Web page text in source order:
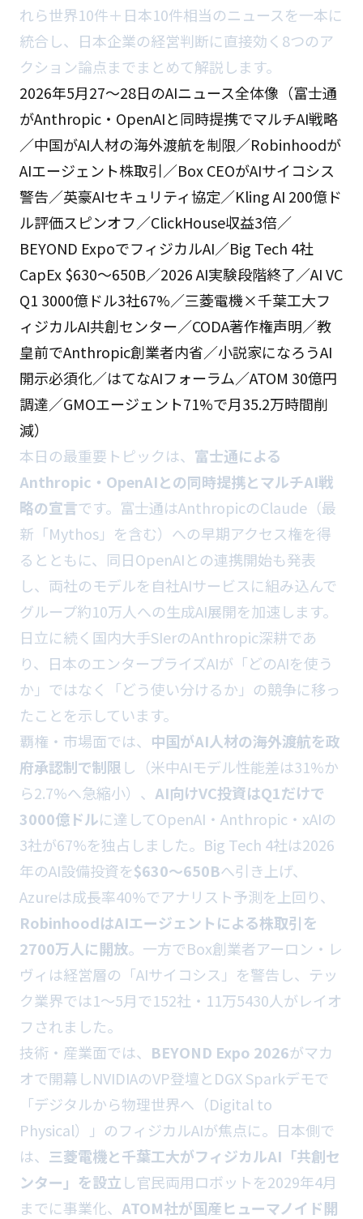
れら世界10件＋日本10件相当のニュースを一本に
統合し、日本企業の経営判断に直接効く8つのア
クション論点までまとめて解説します。
2026年5月27〜28日のAIニュース全体像（富士通
がAnthropic・OpenAIと同時提携でマルチAI戦略
／中国がAI人材の海外渡航を制限／Robinhoodが
AIエージェント株取引／Box CEOがAIサイコシス
警告／英豪AIセキュリティ協定／Kling AI 200億ド
ル評価スピンオフ／ClickHouse収益3倍／
BEYOND ExpoでフィジカルAI／Big Tech 4社
CapEx $630〜650B／2026 AI実験段階終了／AI VC
Q1 3000億ドル3社67%／三菱電機×千葉工大フ
ィジカルAI共創センター／CODA著作権声明／教
皇前でAnthropic創業者内省／小説家になろうAI
開示必須化／はてなAIフォーラム／ATOM 30億円
調達／GMOエージェント71%で月35.2万時間削
減）
本日の最重要トピックは、 富士通による
Anthropic・OpenAIとの同時提携とマルチAI戦
略の宣言です。富士通はAnthropicのClaude（最
新「Mythos」を含む）への早期アクセス権を得
るとともに、同日OpenAIとの連携開始も発表
し、両社のモデルを自社AIサービスに組み込んで
グループ約10万人への生成AI展開を加速します。
日立に続く国内大手SIerのAnthropic深耕であ
り、日本のエンタープライズAIが「どのAIを使う
か」ではなく「どう使い分けるか」の競争に移っ
たことを示しています。
覇権・市場面では、 中国がAI人材の海外渡航を政
府承認制で制限し（米中AIモデル性能差は31%か
ら2.7%へ急縮小）、 AI向けVC投資はQ1だけで
3000億ドルに達してOpenAI・Anthropic・xAIの
3社が67%を独占しました。Big Tech 4社は2026
年のAI設備投資を$630〜650Bへ引き上げ、
Azureは成長率40%でアナリスト予測を上回り、
RobinhoodはAIエージェントによる株取引を
2700万人に開放。一方でBox創業者アーロン・レ
ヴィは経営層の「AIサイコシス」を警告し、テッ
ク業界では1〜5月で152社・11万5430人がレイオ
フされました。
技術・産業面では、 BEYOND Expo 2026がマカ
オで開幕しNVIDIAのVP登壇とDGX Sparkデモで
「デジタルから物理世界へ（Digital to
Physical）」のフィジカルAIが焦点に。日本側で
は、 三菱電機と千葉工大がフィジカルAI「共創セ
ンター」を設立し官民両用ロボットを2029年4月
までに事業化、 ATOM社が国産ヒューマノイド開